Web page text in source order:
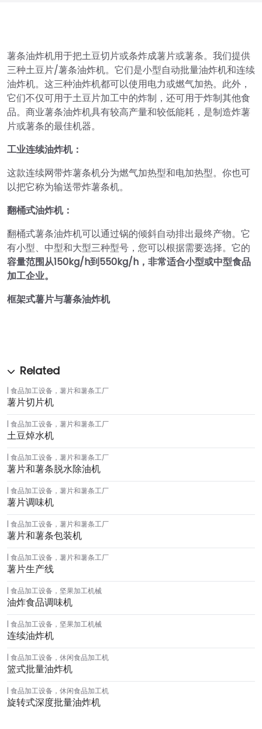
薯条油炸机用于把土豆切片或条炸成薯片或薯条。我们提供
三种土豆片/薯条油炸机。它们是小型自动批量油炸机和连续
油炸机。这三种油炸机都可以使用电力或燃气加热。此外，
它们不仅可用于土豆片加工中的炸制，还可用于炸制其他食
品。商业薯条油炸机具有较高产量和较低能耗，是制造炸薯
片或薯条的最佳机器。
工业连续油炸机：
这款连续网带炸薯条机分为燃气加热型和电加热型。你也可
以把它称为输送带炸薯条机。
翻桶式油炸机：
翻桶式薯条油炸机可以通过锅的倾斜自动排出最终产物。它
有小型、中型和大型三种型号，您可以根据需要选择。它的
容量范围从150kg/h到550kg/h，非常适合小型或中型食品
加工企业。
框架式薯片与薯条油炸机
食品加工设备 ， 薯片和薯条工厂
薯片切片机
食品加工设备 ， 薯片和薯条工厂
土豆焯水机
食品加工设备 ， 薯片和薯条工厂
薯片和薯条脱水除油机
食品加工设备 ， 薯片和薯条工厂
薯片调味机
食品加工设备 ， 薯片和薯条工厂
薯片和薯条包装机
食品加工设备 ， 薯片和薯条工厂
薯片生产线
食品加工设备 ， 坚果加工机械
油炸食品调味机
食品加工设备 ， 坚果加工机械
连续油炸机
食品加工设备 ， 休闲食品加工机
篮式批量油炸机
食品加工设备 ， 休闲食品加工机
旋转式深度批量油炸机